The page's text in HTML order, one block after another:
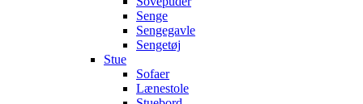
Senge
Sengegavle
Sengetøj
Stue
Sofaer
Lænestole